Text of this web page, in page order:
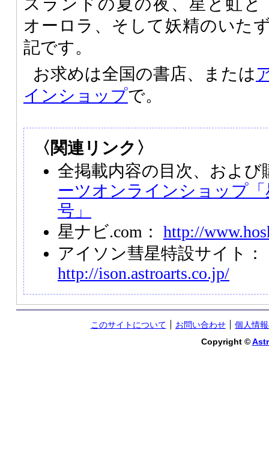
スランドの夏の夜、星と虹と
オーロラ、そして妖精のいた
記です。
お求めは全国の書店、または
インショップで。
〈関連リンク〉
全掲載内容の目次、およ
ーツオンラインショップ「
号」
星ナビ.com： http://
アイソン彗星特設サイト：
http://ison.astroarts.co.jp/
このサイトについて お問い合わせ
個人情
Copyright ©